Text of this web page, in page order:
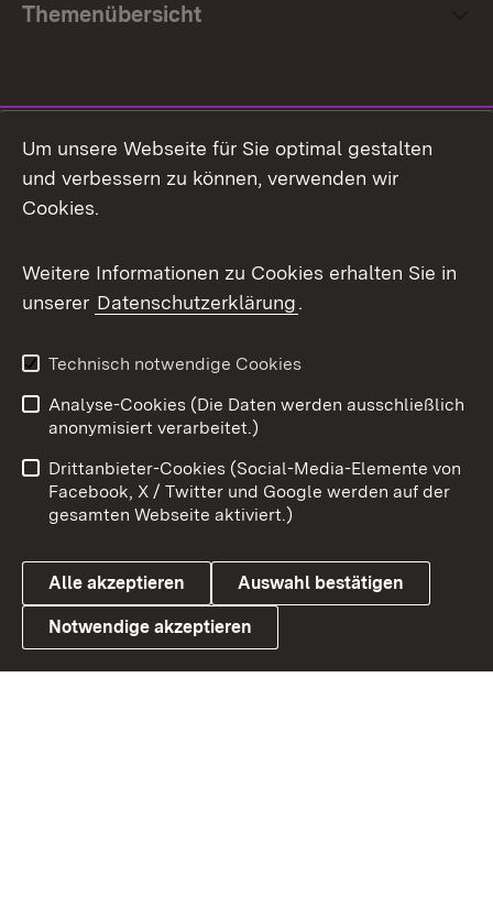
Themenübersicht
Facebook
X / Twitter
Youtube
Link zum Landesportal
Impressum
Kontakt
Barrierefreiheit
Datenschutz
Cookies
Um unsere Webseite für Sie optimal gestalten
und verbessern zu können, verwenden wir
Cookies.
Weitere Informationen zu Cookies erhalten Sie in
unserer Datenschutzerklärung.
Technisch notwendige Cookies
Analyse-Cookies (Die Daten werden ausschließlich
anonymisiert verarbeitet.)
Drittanbieter-Cookies (Social-Media-Elemente von
Facebook, X / Twitter und Google werden auf der
gesamten Webseite aktiviert.)
Alle akzeptieren Auswahl bestätigen
Notwendige akzeptieren